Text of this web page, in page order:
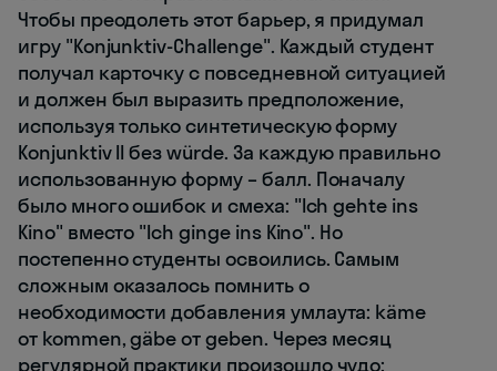
Чтобы преодолеть этот барьер, я придумал
игру "Konjunktiv-Challenge". Каждый студент
получал карточку с повседневной ситуацией
и должен был выразить предположение,
используя только синтетическую форму
Konjunktiv II без würde. За каждую правильно
использованную форму – балл. Поначалу
было много ошибок и смеха: "Ich gehte ins
Kino" вместо "Ich ginge ins Kino". Но
постепенно студенты освоились. Самым
сложным оказалось помнить о
необходимости добавления умлаута: käme
от kommen, gäbe от geben. Через месяц
регулярной практики произошло чудо: